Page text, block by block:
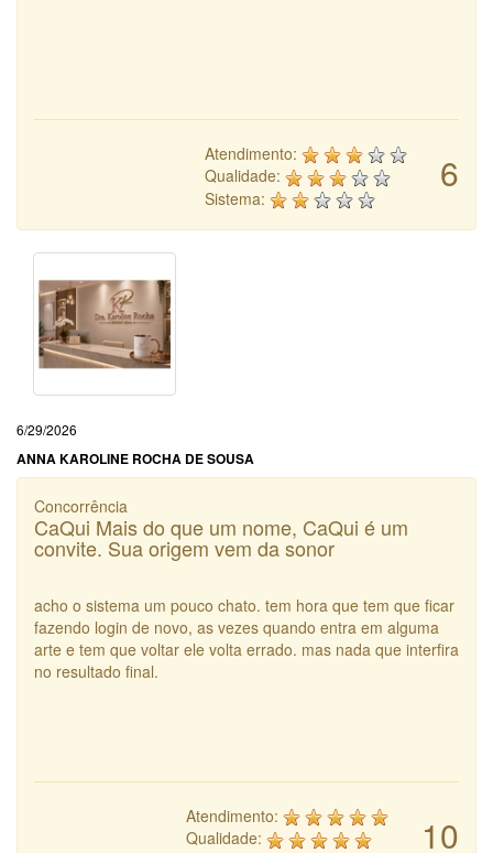
6
Atendimento:
Qualidade:
Sistema:
6/29/2026
ANNA KAROLINE ROCHA DE SOUSA
Concorrência
CaQui Mais do que um nome, CaQui é um
convite. Sua origem vem da sonor
acho o sistema um pouco chato. tem hora que tem que ficar
fazendo login de novo, as vezes quando entra em alguma
arte e tem que voltar ele volta errado. mas nada que interfira
no resultado final.
10
Atendimento:
Qualidade: